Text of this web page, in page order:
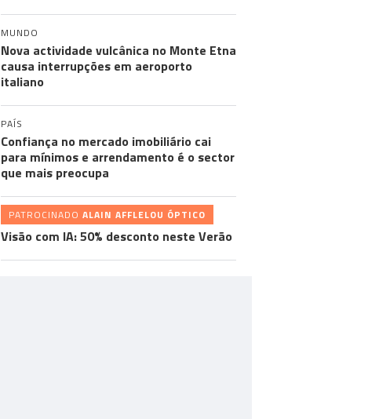
MUNDO
Nova actividade vulcânica no Monte Etna
causa interrupções em aeroporto
italiano
PAÍS
Confiança no mercado imobiliário cai
para mínimos e arrendamento é o sector
que mais preocupa
PATROCINADO ALAIN AFFLELOU ÓPTICO
Visão com IA: 50% desconto neste Verão